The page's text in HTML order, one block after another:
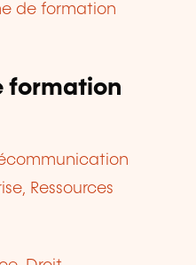
de formation
formation
Ressources